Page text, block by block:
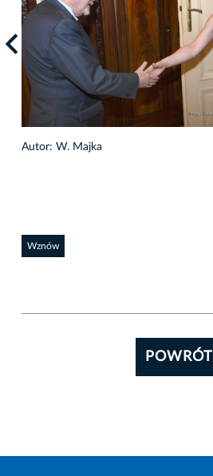
Autor: W. Majka
Wznów
POWRÓT